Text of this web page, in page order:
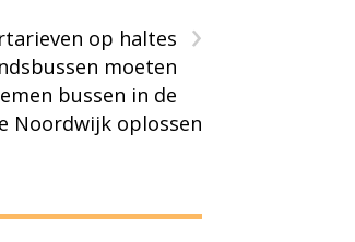
›
op haltes
moeten
bussen in de
Noordwijk oplossen